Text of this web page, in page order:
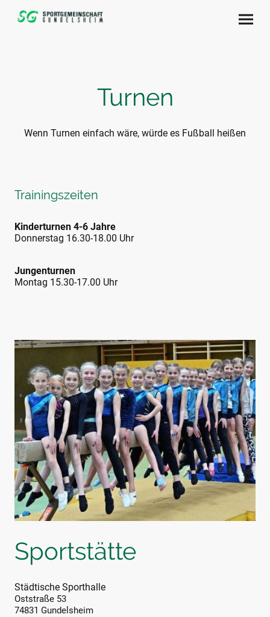
Turnen
Wenn Turnen einfach wäre, würde es Fußball heißen
Trainingszeiten
Kinderturnen 4-6 Jahre
Donnerstag 16.30-18.00 Uhr
Jungenturnen
Montag 15.30-17.00 Uhr
Sportstätte
Städtische Sporthalle
Oststraße 53
74831 Gundelsheim